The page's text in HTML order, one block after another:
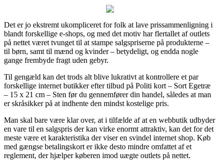
Det er jo ekstremt ukompliceret for folk at lave prissammenligning i
blandt forskellige e-shops, og med det motiv har flertallet af outlets
på nettet været tvunget til at stampe salgspriserne på produkterne –
til børn, samt til mænd og kvinder – betydeligt, og endda nogle
gange frembyde fragt uden gebyr.
Til gengæld kan det trods alt blive lukrativt at kontrollere et par
forskellige internet butikker efter tilbud på Politi kort – Sort Egetræ
– 15 x 21 cm – Sten før du gennemfører din handel, således at man
er skråsikker på at indhente den mindst kostelige pris.
Man skal bare være klar over, at i tilfælde af at en webbutik udbyder
en vare til en salgspris der kan virke enormt attraktiv, kan det for det
meste være et karakteristika der viser en svindel internet shop. Køb
med gængse betalingskort er ikke desto mindre omfattet af et
reglement, der hjælper køberen imod uægte outlets på nettet.